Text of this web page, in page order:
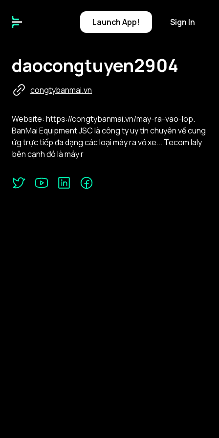
LaunchApp! Sign In
daocongtuyen2904
congtybanmai.vn
Website: https://congtybanmai.vn/may-ra-vao-lop.
BanMai Equipment JSC là công ty uy tín chuyên về cung
ứg trực tiếp đa dạng các loại máy ra vỏ xe... Tecom Ialy
bên cạnh đó là máy r